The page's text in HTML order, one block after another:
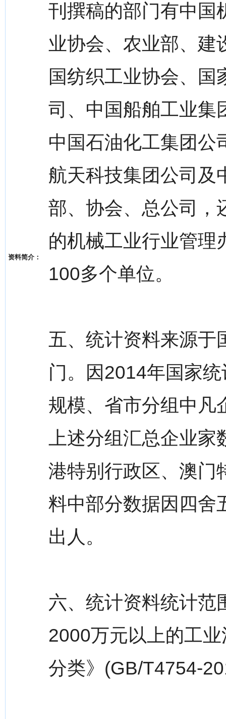
资料简介：
刊撰稿的部门有中国
业协会、农业部、建
国纺织工业协会、
司、中国船舶工业集
中国石油化工集团公
航天科技集团公司及
部、协会、总公司，
的机械工业行业管理
100多个单位。
五、统计资料来源于
门。因2014年国家
规模、省市分组中凡
上述分组汇总企业
港特别行政区、澳门
料中部分数据因四舍
出人。
六、统计资料统计范
2000万元以上的工
分类》(GB/T4754-